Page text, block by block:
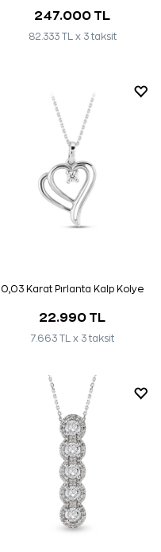
247.000 TL
82.333 TL x 3 taksit
0,03 Karat Pırlanta Kalp Kolye
22.990 TL
7.663 TL x 3 taksit